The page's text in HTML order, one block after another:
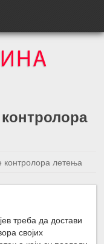
контролора летења
Следећа вест →
треба да достави
својих